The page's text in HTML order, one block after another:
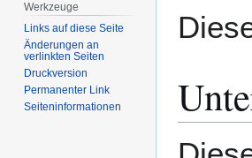
Werkzeuge
Links auf diese Seite
Änderungen an
verlinkten Seiten
Druckversion
Permanenter Link
Seiten­­informationen